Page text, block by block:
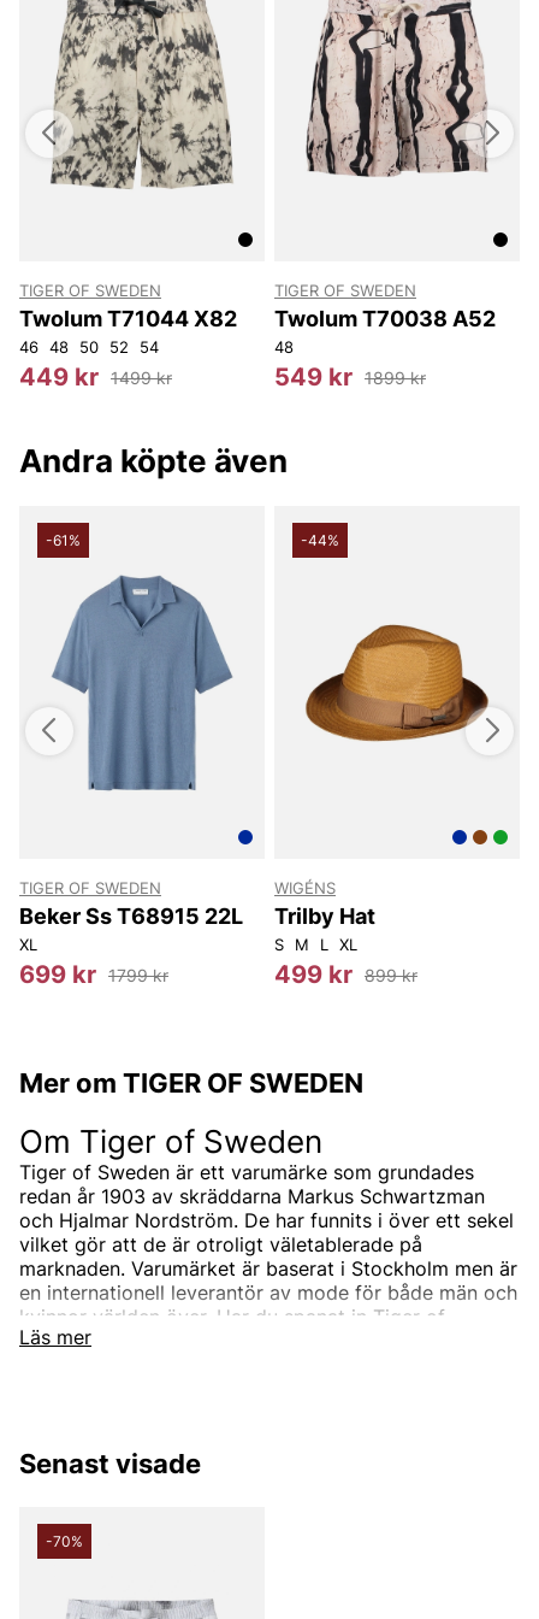
54 56 104
TIGER OF SWEDEN
Twolum T71044 X82
46 48 50 52 54
449 kr 1499 kr
TIGER OF SWEDEN
Twolum T70038 A52
48
549 kr 1899 kr
Andra köpte även
-61%
TIGER OF SWEDEN
Beker Ss T68915 22L
XL
699 kr 1799 kr
-44%
WIGÉNS
Trilby Hat
S M L XL
499 kr 899 kr
Mer om TIGER OF SWEDEN
Läs mer
Om Tiger of Sweden
Tiger of Sweden är ett varumärke som grundades
redan år 1903 av skräddarna Markus Schwartzman
och Hjalmar Nordström. De har funnits i över ett sekel
vilket gör att de är otroligt väletablerade på
marknaden. Varumärket är baserat i Stockholm men är
en internationell leverantör av mode för både män och
kvinnor världen över. Har du spanat in Tiger of
Swedens sortiment än? Vi erbjuder Tiger of Swedens
tidlöst och modernt. Produkterna är oftast enfärgade
men de samarbetar också med de bästa
leverantörerna i branschen som de utvecklar unika
är helt enkelt Tiger of Swedens signum.
Senast visade
-70%